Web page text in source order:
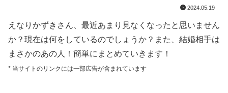
2024.05.19
えなりかずきさん、最近あまり見なくなったと思いません
か？現在は何をしているのでしょうか？また、結婚相手は
まさかのあの人！簡単にまとめていきます！
* 当サイトのリンクには一部広告が含まれています